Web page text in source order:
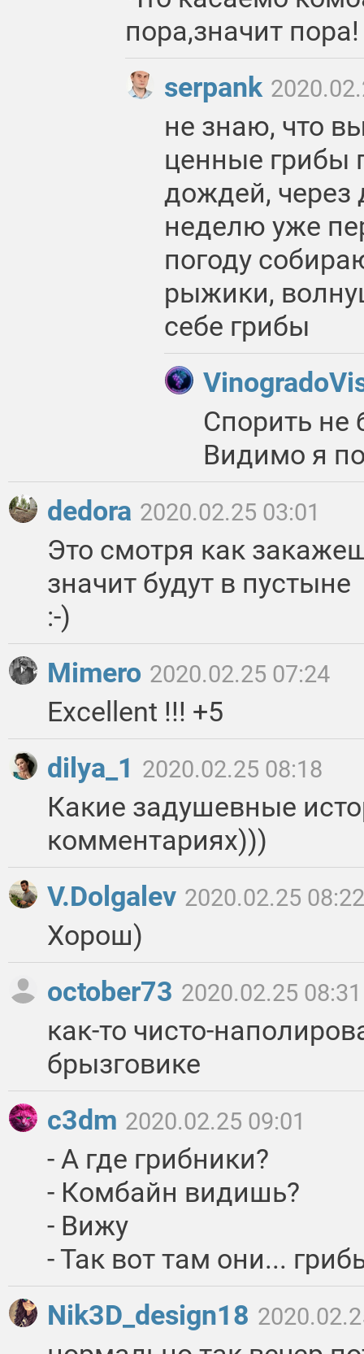
пора,значит пора!
serpank
не знаю, что
ценные грибы
дождей, через
неделю уже
погоду
рыжики,
себе грибы
Спорить не
Видимо я
dedora 2020.02.25 03:01
Это смотря как
значит будут в пустыне
:-)
Mimero 2020.02.25 07:24
Excellent !!! +5
dilya_1 2020.02.25 08:18
Какие задушевные
комментариях)))
V.Dolgalev 2020.02.25 08:22
Хорош)
october73 2020.02.25 08:31
как-то чисто-
брызговике
c3dm 2020.02.25 09:01
- А где грибники?
- Комбайн видишь?
- Вижу
- Так вот там они...
Nik3D_design18